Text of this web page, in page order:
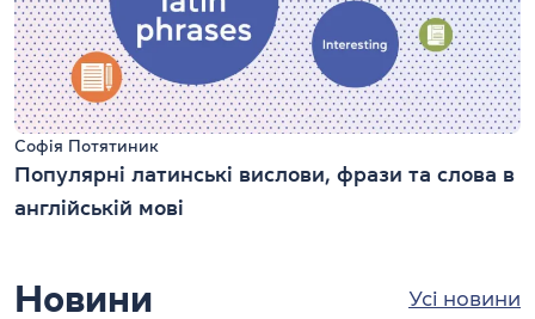
Софія Потятиник
Популярні латинські вислови, фрази та слова в
англійській мові
Новини Усі новини